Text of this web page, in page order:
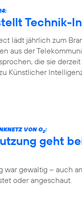
Technik-
lädt jährlich zum
aus der
die sie
Künstlicher
VON O2:
geht
war gewaltig – auch
oder angeschaut.